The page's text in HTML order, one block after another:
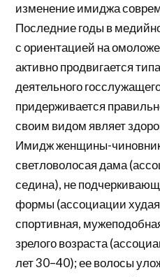
изменение имиджа
Последние годы в
с ориентацией на
активно продвигается
деятельного
придерживается
своим видом являет
Имидж женщины-
светловолосая дама
седина), не
формы (ассоциации
спортивная,
зрелого возраста
лет 30–40); ее волосы